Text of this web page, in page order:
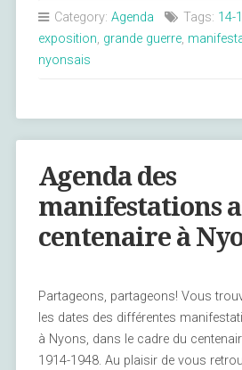
14/18,
le
durant
la
Guerre »
Category: Agenda Tags: 14-
exposition, grande guerre,
nyonsais
Agenda des
manifestations
centenaire à
Partageons, partageons! Vous
les dates des différentes
à Nyons, dans le cadre du
1914-1948. Au plaisir de vous